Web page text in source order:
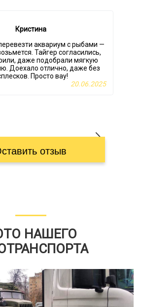
Кристина
аквариум с рыбами —
Тайгер согласились,
даже подобрали мягкую
Доехало отлично, даже без
Просто вау!
20.06.2025
отзыв
НАШЕГО